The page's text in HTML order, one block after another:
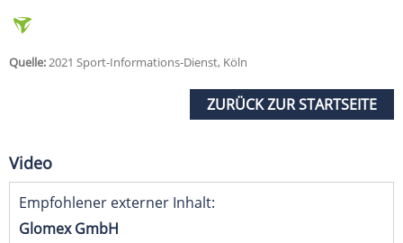
Quelle:2021 Sport-Informations-Dienst, Köln
ZURÜCK ZUR STARTSEITE
Video
Empfohlener externer Inhalt:
Glomex GmbH